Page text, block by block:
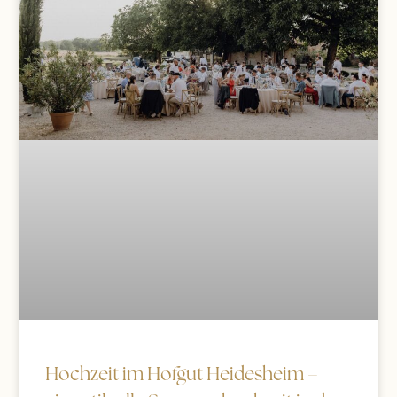
Hochzeit im Hofgut Heidesheim –